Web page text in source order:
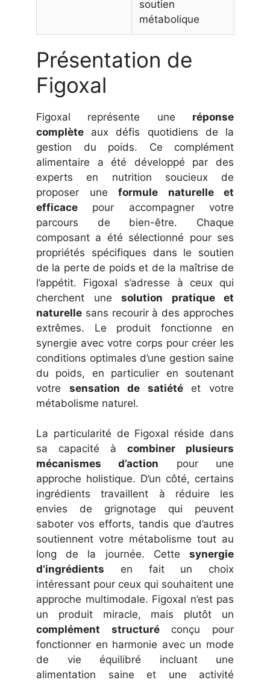
soutien
métabolique
Présentation de
Figoxal
Figoxal représente une réponse
complète aux défis quotidiens de la
gestion du poids. Ce complément
alimentaire a été développé par des
experts en nutrition soucieux de
proposer une formule naturelle et
efficace pour accompagner votre
parcours de bien-être. Chaque
composant a été sélectionné pour ses
propriétés spécifiques dans le soutien
de la perte de poids et de la maîtrise de
l’appétit. Figoxal s’adresse à ceux qui
cherchent une solution pratique et
naturelle sans recourir à des approches
extrêmes. Le produit fonctionne en
synergie avec votre corps pour créer les
conditions optimales d’une gestion saine
du poids, en particulier en soutenant
votre sensation de satiétéet votre
métabolisme naturel.
La particularité de Figoxal réside dans
sa capacité à combiner plusieurs
mécanismes d’action pour une
approche holistique. D’un côté, certains
ingrédients travaillent à réduire les
envies de grignotage qui peuvent
saboter vos efforts, tandis que d’autres
soutiennent votre métabolisme tout au
long de la journée. Cette synergie
d’ingrédients en fait un choix
intéressant pour ceux qui souhaitent une
approche multimodale. Figoxal n’est pas
un produit miracle, mais plutôt un
complément structuréconçu pour
fonctionner en harmonie avec un mode
de vie équilibré incluant une
alimentation saine et une activité